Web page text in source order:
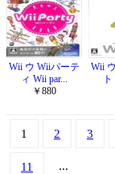
Wii ウ Wiiパーテ
ィ Wii par...
￥880
Wii
1 2 3
11 ...